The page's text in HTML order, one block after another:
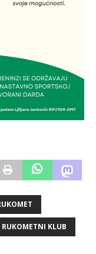
RUKOMETNI KLUB